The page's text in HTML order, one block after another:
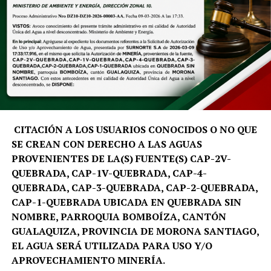
CITACIÓN A LOS USUARIOS CONOCIDOS O NO QUE
SE CREAN CON DERECHO A LAS AGUAS
PROVENIENTES DE LA(S) FUENTE(S) CAP-2V-
QUEBRADA, CAP-1V-QUEBRADA, CAP-4-
QUEBRADA, CAP-3-QUEBRADA, CAP-2-QUEBRADA,
CAP-1-QUEBRADA UBICADA EN QUEBRADA SIN
NOMBRE, PARROQUIA BOMBOÍZA, CANTÓN
GUALAQUIZA, PROVINCIA DE MORONA SANTIAGO,
EL AGUA SERÁ UTILIZADA PARA USO Y/O
APROVECHAMIENTO MINERÍA.